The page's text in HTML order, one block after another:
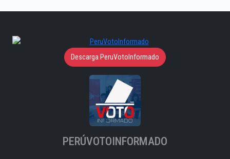
Descarga PeruVotoInformado
PERÚVOTOINFORMADO